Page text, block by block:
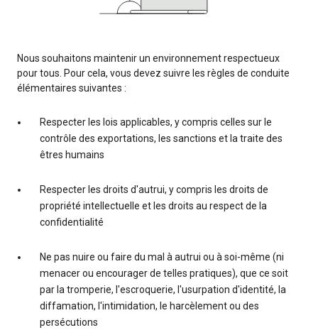
Nous souhaitons maintenir un environnement respectueux
pour tous. Pour cela, vous devez suivre les règles de conduite
élémentaires suivantes :
Respecter les lois applicables, y compris celles sur le
contrôle des exportations, les sanctions et la traite des
êtres humains
Respecter les droits d'autrui, y compris les droits de
propriété intellectuelle et les droits au respect de la
confidentialité
Ne pas nuire ou faire du mal à autrui ou à soi-même (ni
menacer ou encourager de telles pratiques), que ce soit
par la tromperie, l'escroquerie, l'usurpation d'identité, la
diffamation, l'intimidation, le harcèlement ou des
persécutions